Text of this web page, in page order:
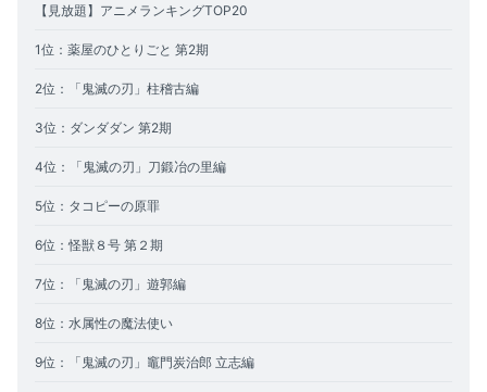
【見放題】アニメランキングTOP20
1位：薬屋のひとりごと 第2期
2位：「鬼滅の刃」柱稽古編
3位：ダンダダン 第2期
4位：「鬼滅の刃」刀鍛冶の里編
5位：タコピーの原罪
6位：怪獣８号 第２期
7位：「鬼滅の刃」遊郭編
8位：水属性の魔法使い
9位：「鬼滅の刃」竈門炭治郎 立志編